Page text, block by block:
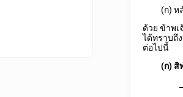
(ก) ห
ด้วย ข้าพเ
ได้ทราบถึง
ต่อไปนี้
(ก) สิ